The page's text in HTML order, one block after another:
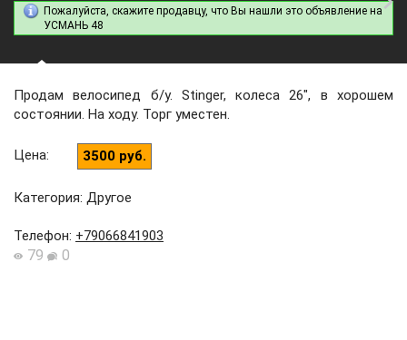
Пожалуйста, скажите продавцу, что Вы нашли это объявление на
УСМАНЬ 48
Продам велосипед б/у. Stinger, колеса 26", в хорошем
состоянии. На ходу. Торг уместен.
Цена: 3500 руб.
Категория: Другое
Телефон: +79066841903
79 0